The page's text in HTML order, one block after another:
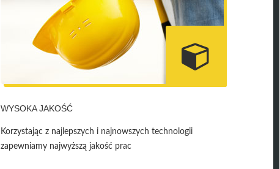
WYSOKA JAKOŚĆ
Korzystając z najlepszych i najnowszych technologii
zapewniamy najwyższą jakość prac